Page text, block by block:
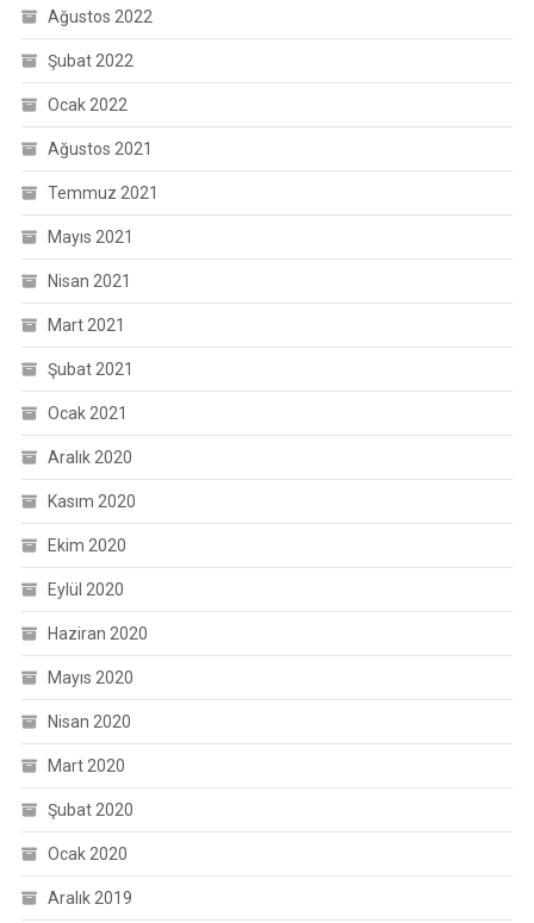
Ağustos 2022
Şubat 2022
Ocak 2022
Ağustos 2021
Temmuz 2021
Mayıs 2021
Nisan 2021
Mart 2021
Şubat 2021
Ocak 2021
Aralık 2020
Kasım 2020
Ekim 2020
Eylül 2020
Haziran 2020
Mayıs 2020
Nisan 2020
Mart 2020
Şubat 2020
Ocak 2020
Aralık 2019